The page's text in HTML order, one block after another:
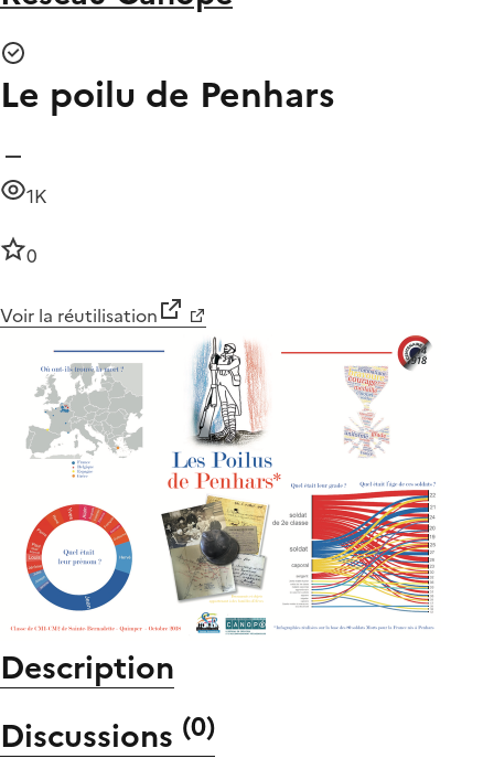
Le poilu de Penhars
1K
0
Voir la réutilisation
Description
Discussions (0)